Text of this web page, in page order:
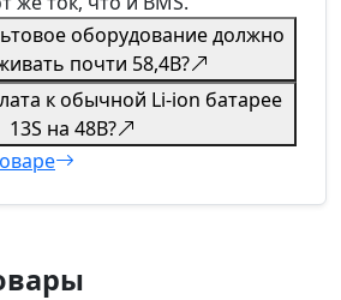
оборудование должно
почти 58,4В?
к обычной Li-ion батарее
13S на 48В?